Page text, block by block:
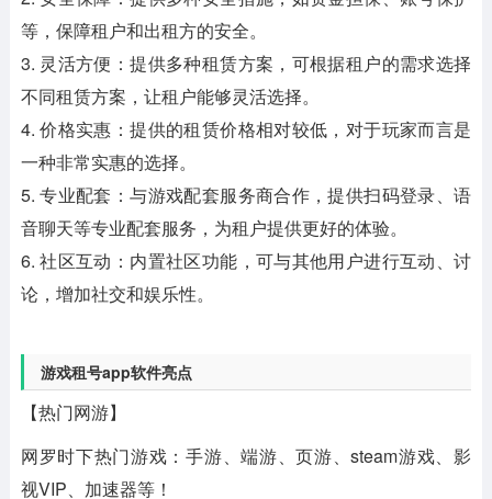
等，保障租户和出租方的安全。
3. 灵活方便：提供多种租赁方案，可根据租户的需求选择
不同租赁方案，让租户能够灵活选择。
4. 价格实惠：提供的租赁价格相对较低，对于玩家而言是
一种非常实惠的选择。
5. 专业配套：与游戏配套服务商合作，提供扫码登录、语
音聊天等专业配套服务，为租户提供更好的体验。
6. 社区互动：内置社区功能，可与其他用户进行互动、讨
论，增加社交和娱乐性。
游戏租号app软件亮点
【热门网游】
网罗时下热门游戏：手游、端游、页游、steam游戏、影
视VIP、加速器等！